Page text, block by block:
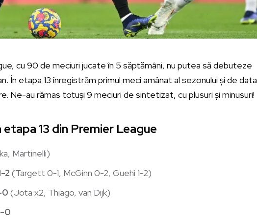
cu 90 de meciuri jucate în 5 săptămâni, nu putea să debuteze
În etapa 13 înregistrăm primul meci amânat al sezonului și de data
Ne-au rămas totuși 9 meciuri de sintetizat, cu plusuri și minusuri!
13 din Premier League
Martinelli)
2 (Targett 0-1, McGinn 0-2, Guehi 1-2)
0 (Jota x2, Thiago, van Dijk)
0